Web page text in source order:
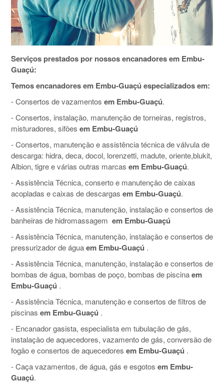
Serviços prestados por nossos encanadores em Embu-
Guaçú:
Temos encanadores em Embu-Guaçú especializados em:
- Consertos de vazamentos em Embu-Guaçú.
- Consertos, instalação, manutenção de torneiras, registros,
misturadores, sifões em Embu-Guaçú
- Consertos, manutenção e assistência técnica de válvula de
descarga: hidra, deca, docol, lorenzetti, madute, oriente,blukit,
Albion, tigre e várias outras marcas em Embu-Guaçú.
- Assistência Técnica, conserto e manutenção de caixas
acopladas e caixas de descargas em Embu-Guaçú.
- Assistência Técnica, manutenção, instalação e consertos de
banheiras de hidromassagem em Embu-Guaçú
- Assistência Técnica, manutenção, instalação e consertos de
pressurizador de águaem Embu-Guaçú .
- Assistência Técnica, manutenção, instalação e consertos de
bombas de água, bombas de poço, bombas de piscinaem
Embu-Guaçú .
- Assistência Técnica, manutenção e consertos de filtros de
piscinas em Embu-Guaçú .
- Encanador gasista, especialista em tubulação de gás,
instalação de aquecedores, vazamento de gás, conversão de
fogão e consertos de aquecedores em Embu-Guaçú .
- Caça vazamentos, de água, gás e esgotos em Embu-
Guaçú.